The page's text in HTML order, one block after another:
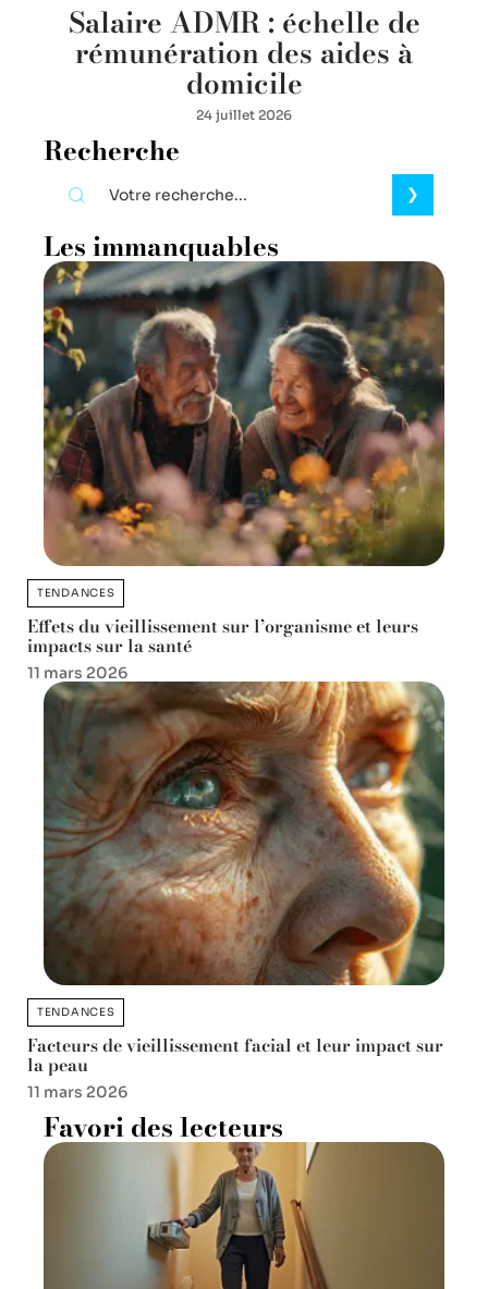
Salaire ADMR : échelle de
rémunération des aides à
domicile
24 juillet 2026
Recherche
Les immanquables
TENDANCES
Effets du vieillissement sur l’organisme et leurs
impacts sur la santé
11 mars 2026
TENDANCES
Facteurs de vieillissement facial et leur impact sur
la peau
11 mars 2026
Favori des lecteurs